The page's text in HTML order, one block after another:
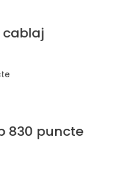
cablaj
830 puncte